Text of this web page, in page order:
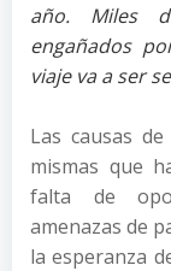
año. Miles
engañados
viaje va a ser
Las causas
mismas que
falta de
amenazas de
la esperanza